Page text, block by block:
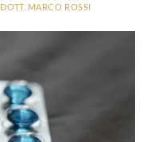
DOTT. MARCO ROSSI